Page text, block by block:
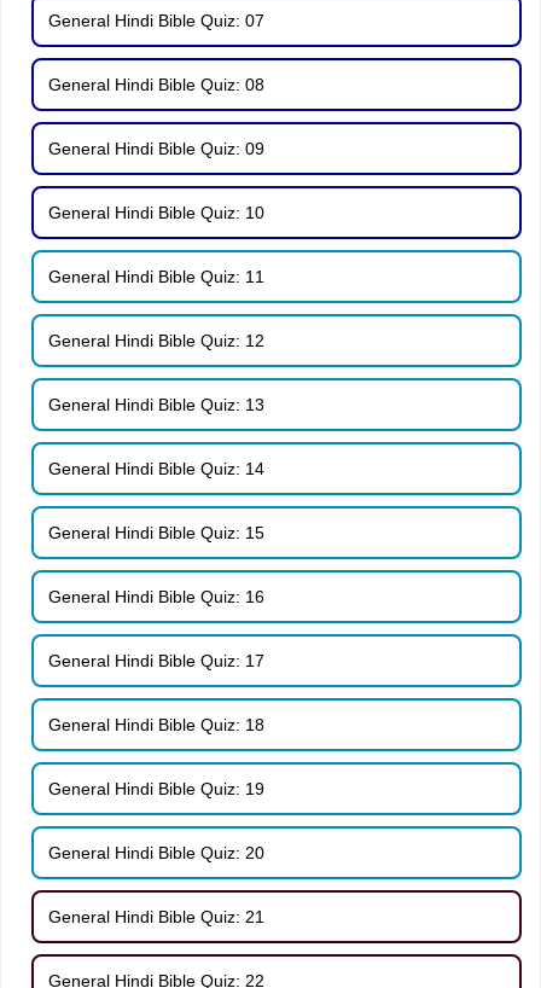
General Hindi Bible Quiz: 07
General Hindi Bible Quiz: 08
General Hindi Bible Quiz: 09
General Hindi Bible Quiz: 10
General Hindi Bible Quiz: 11
General Hindi Bible Quiz: 12
General Hindi Bible Quiz: 13
General Hindi Bible Quiz: 14
General Hindi Bible Quiz: 15
General Hindi Bible Quiz: 16
General Hindi Bible Quiz: 17
General Hindi Bible Quiz: 18
General Hindi Bible Quiz: 19
General Hindi Bible Quiz: 20
General Hindi Bible Quiz: 21
General Hindi Bible Quiz: 22